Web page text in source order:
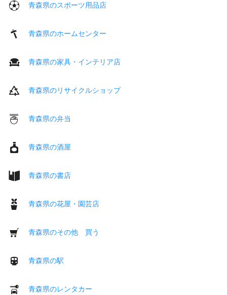
青森県のスポーツ用品店
青森県のホームセンター
青森県の家具・インテリア店
青森県のリサイクルショップ
青森県の弁当
青森県の酒屋
青森県の書店
青森県の花屋・園芸店
青森県のその他 買う
青森県の駅
青森県のレンタカー